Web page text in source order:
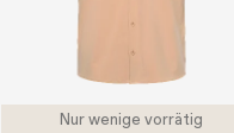
Nur wenige vorrätig